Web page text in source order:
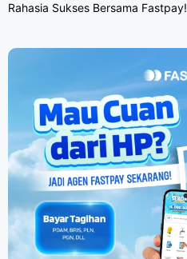
Rahasia Sukses Bersama Fastpay!